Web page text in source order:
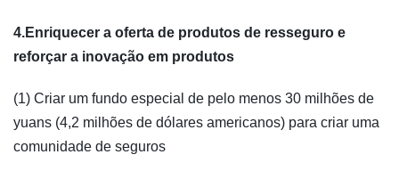
4.Enriquecer a oferta de produtos de resseguro e
reforçar a inovação em produtos
(1) Criar um fundo especial de pelo menos 30 milhões de
yuans (4,2 milhões de dólares americanos) para criar uma
comunidade de seguros